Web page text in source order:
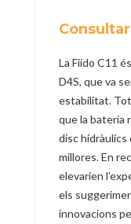
La Fiido C11
D4S, que va
estabilitat.
que la bateria
disc
millores. En
elevarien
els
innovacions